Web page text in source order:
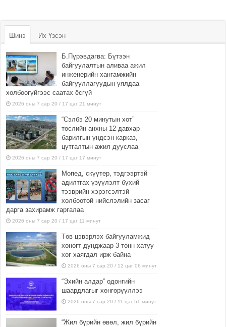
Шинэ Их Үзсэн
Б.Пүрэвдагва: Бүтээн
байгуулалтын аливаа ажил
инженерийн хангамжийн
байгууллагуудын уялдаа
холбоогүйгээс саатах ёсгүй
2026 оны 7 сар 20 / 17 цаг 21 минут
“Сэлбэ 20 минутын хот”
төслийн анхны 12 давхар
барилгын үндсэн карказ,
цутгалтын ажил дууслаа
2026 оны 7 сар 20 / 17 цаг 17 минут
Мопед, скүүтер, тэдгээртэй
адилтгах үзүүлэлт бүхий
тээврийн хэрэгсэлтэй
холбоотой нийслэлийн засаг
дарга захирамж гаргалаа
2026 оны 7 сар 20 / 17 цаг 11 минут
Төв цэвэрлэх байгууламжид
хоногт дунджаар 3 тонн хатуу
хог хаягдал ирж байна
2026 оны 7 сар 20 / 12 цаг 06 минут
“Эхийн алдар” одонгийн
шаардлагыг хөнгөрүүллээ
2026 оны 7 сар 20 / 11 цаг 51 минут
“Жил бүрийн өвөл, жил бүрийн